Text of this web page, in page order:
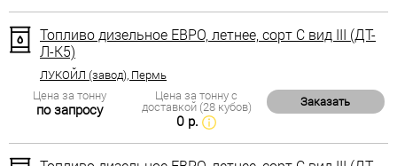
Топливо дизельное ЕВРО, летнее, сорт С вид III (ДТ-
Л-К5)
ЛУКОЙЛ (завод), Пермь
Цена за тонну
по запросу
Цена за тонну с
доставкой (28 кубов)
0 р.
Заказать